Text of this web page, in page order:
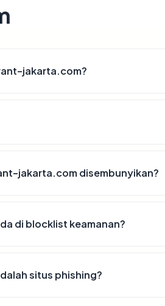
jakarta.com?
jakarta.com disembunyikan?
di blocklist keamanan?
situs phishing?